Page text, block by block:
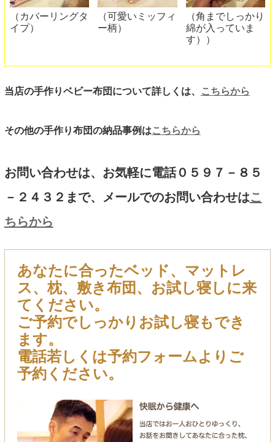
（カバーリングタ
イプ）
（可愛いミッフィ
ー柄）
（角までしっかり
綿が入っていま
す））
当店の手作りベビー布団について詳しくは、 こちらから
その他の手作り布団の納品事例はこちらから
お問い合わせは、お気軽に電話０５９７－８５
－２４３２まで、メールでのお問い合わせはこ
ちらから
あなたに合ったベッド、マットレ
ス、枕、敷き布団、お試し寝しに来
てください。
ご予約でしっかりお試し寝もでき
ます。
電話若しくは予約フォームよりご
予約ください。